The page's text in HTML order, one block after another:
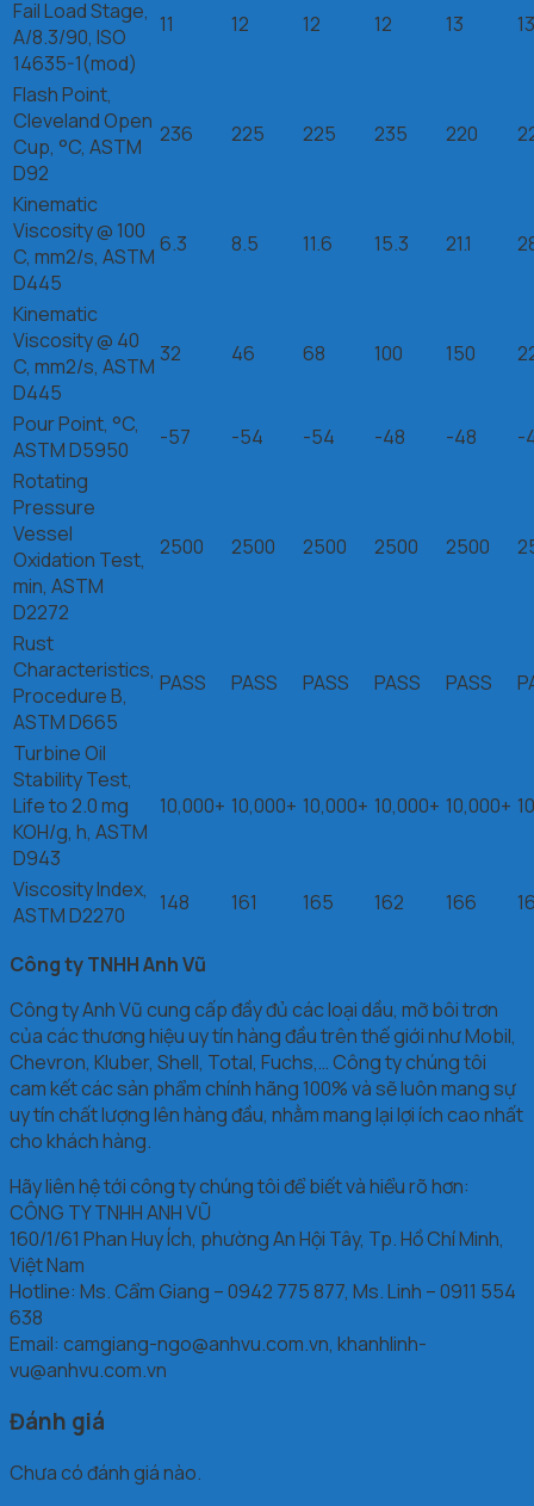
Fail Load Stage,
A/8.3/90, ISO
14635-1(mod)
11 12 12 12 13
Flash Point,
Cleveland Open
Cup, °C, ASTM
D92
236 225 225 235 220
Kinematic
Viscosity @ 100
C, mm2/s, ASTM
D445
6.3 8.5 11.6 15.3 21.1
Kinematic
Viscosity @ 40
C, mm2/s, ASTM
D445
32 46 68 100 150
Pour Point, °C,
ASTM D5950
-57 -54 -54 -48 -48
-
Rotating
Pressure
Vessel
Oxidation Test,
min, ASTM
D2272
2500 2500 2500 2500 2500
Rust
Characteristics,
Procedure B,
ASTM D665
PASS PASS PASS PASS PASS
Turbine Oil
Stability Test,
Life to 2.0 mg
KOH/g, h, ASTM
D943
10,000+ 10,000+ 10,000+ 10,000+ 10,000+
Viscosity Index,
ASTM D2270
148 161 165 162 166
Công ty TNHH Anh Vũ
Công ty Anh Vũ cung cấp đầy đủ các loại dầu, mỡ bôi trơn
của các thương hiệu uy tín hàng đầu trên thế giới như Mobil,
Chevron, Kluber, Shell, Total, Fuchs,… Công ty chúng tôi
cam kết các sản phẩm chính hãng 100% và sẽ luôn mang sự
uy tín chất lượng lên hàng đầu, nhằm mang lại lợi ích cao nhất
cho khách hàng.
Hãy liên hệ tới công ty chúng tôi để biết và hiểu rõ hơn:
CÔNG TY TNHH ANH VŨ
160/1/61 Phan Huy Ích, phường An Hội Tây, Tp. Hồ Chí Minh,
Việt Nam
Hotline: Ms. Cẩm Giang – 0942 775 877, Ms. Linh – 0911 554
638
Email: camgiang-ngo@anhvu.com.vn, khanhlinh-
vu@anhvu.com.vn
Đánh giá
Chưa có đánh giá nào.